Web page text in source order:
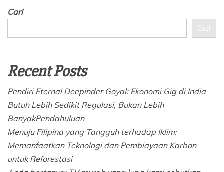
Cari
Cari
Recent Posts
Pendiri Eternal Deepinder Goyal: Ekonomi Gig di India
Butuh Lebih Sedikit Regulasi, Bukan Lebih
BanyakPendahuluan
Menuju Filipina yang Tangguh terhadap Iklim:
Memanfaatkan Teknologi dan Pembiayaan Karbon
untuk Reforestasi